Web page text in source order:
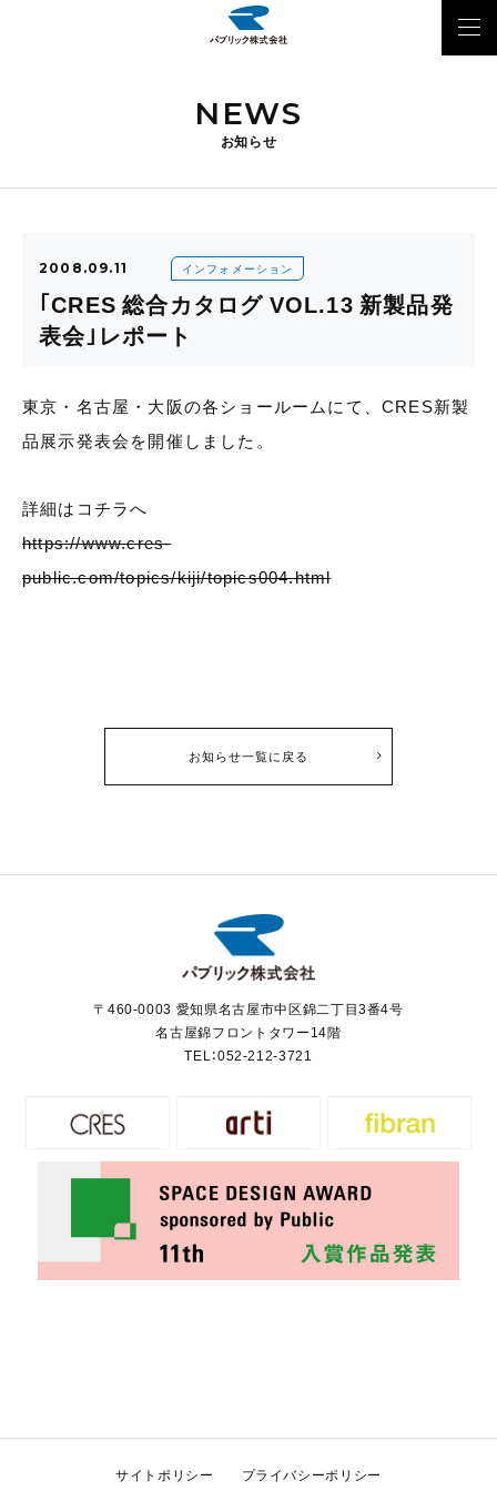
NEWS
お知らせ
2008.09.11 インフォメーション
｢CRES 総合カタログ VOL.13 新製品発
表会｣レポート
東京・名古屋・大阪の各ショールームにて、CRES新製
品展示発表会を開催しました。
詳細はコチラへ
https://www.cres-
public.com/topics/kiji/topics004.html
お知らせ一覧に戻る
〒460-0003 愛知県名古屋市中区錦二丁目3番4号
名古屋錦フロントタワー14階
TEL：052-212-3721
サイトポリシー プライバシーポリシー